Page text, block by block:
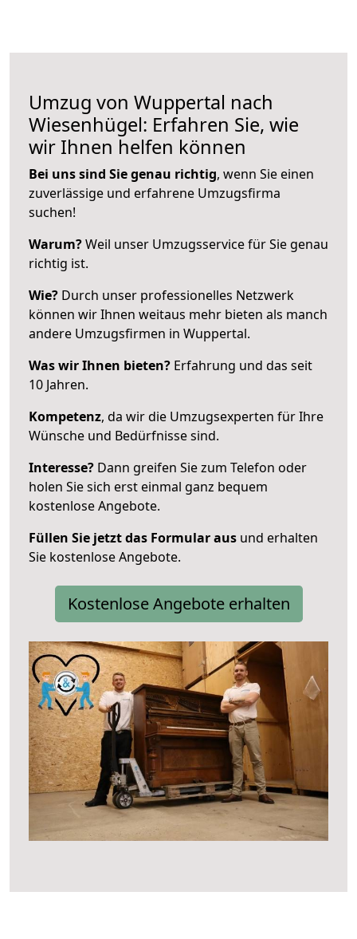
Umzug von Wuppertal nach
Wiesenhügel: Erfahren Sie, wie
wir Ihnen helfen können
Bei uns sind Sie genau richtig, wenn Sie einen
zuverlässige und erfahrene Umzugsfirma
suchen!
Warum?Weil unser Umzugsservice für Sie genau
richtig ist.
Wie? Durch unser professionelles Netzwerk
können wir Ihnen weitaus mehr bieten als manch
andere Umzugsfirmen in Wuppertal.
Was wir Ihnen bieten? Erfahrung und das seit
10 Jahren.
Kompetenz, da wir die Umzugsexperten für Ihre
Wünsche und Bedürfnisse sind.
Interesse? Dann greifen Sie zum Telefon oder
holen Sie sich erst einmal ganz bequem
kostenlose Angebote.
Füllen Sie jetzt das Formular aus und erhalten
Sie kostenlose Angebote.
Kostenlose Angebote erhalten